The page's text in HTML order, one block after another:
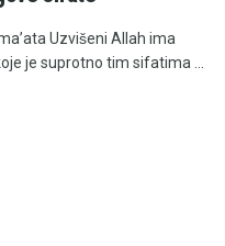
Uzvišeni Allah ima
je suprotno tim sifatima ...